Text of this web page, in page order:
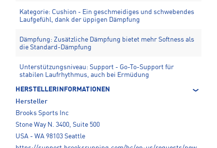
Kategorie: Cushion - Ein geschmeidiges und schwebendes
Laufgefühl, dank der üppigen Dämpfung
Dämpfung: Zusätzliche Dämpfung bietet mehr Softness als
die Standard-Dämpfung
Unterstützungsniveau: Support - Go-To-Support für
stabilen Laufrhythmus, auch bei Ermüdung
HERSTELLERINFORMATIONEN
Hersteller
Brooks Sports Inc
Stone Way N. 3400, Suite 500
USA - WA 98103 Seattle